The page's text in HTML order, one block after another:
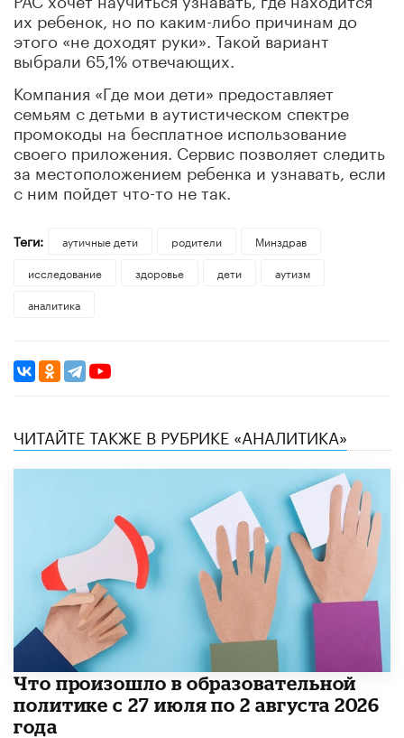
их ребенок, но по каким-либо причинам до
этого «не доходят руки». Такой вариант
выбрали 65,1% отвечающих.
Компания «Где мои дети» предоставляет
семьям с детьми в аутистическом спектре
промокоды на бесплатное использование
своего приложения. Сервис позволяет следить
за местоположением ребенка и узнавать, если
с ним пойдет что-то не так.
Теги: аутичные дети родители
Минздрав
исследование
здоровье дети
аутизм
аналитика
ЧИТАЙТЕ ТАКЖЕ В РУБРИКЕ «АНАЛИТИКА»
​Что произошло в образовательной
политике с 27 июля по 2 августа 2026
года